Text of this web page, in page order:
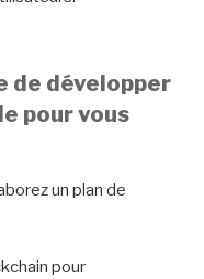
de développer
pour vous
un plan de
pour